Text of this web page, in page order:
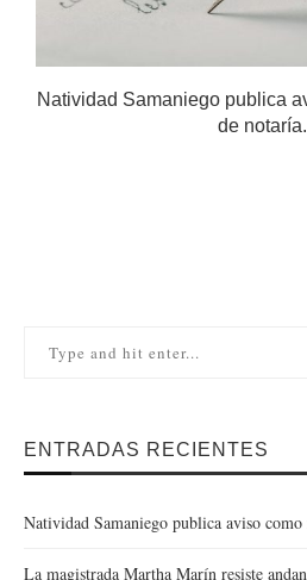
Natividad Samaniego publica
de
ENTRADAS RECIENTES
Natividad Samaniego publica aviso como
La magistrada Martha Marín resiste